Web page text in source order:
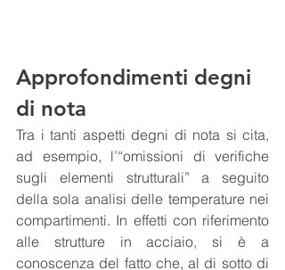
Approfondimenti degni
di nota
Tra i tanti aspetti degni di nota si cita,
ad esempio, l’“omissioni di verifiche
sugli elementi strutturali” a seguito
della sola analisi delle temperature nei
compartimenti. In effetti con riferimento
alle strutture in acciaio, si è a
conoscenza del fatto che, al di sotto di